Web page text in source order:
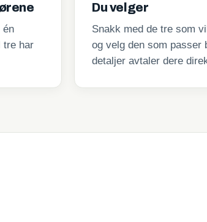
én
tre har
Du velger
Snakk med de tre som
og velg den som passer
detaljer avtaler dere